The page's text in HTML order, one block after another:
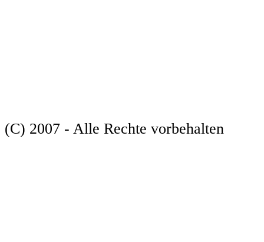
(C) 2007 - Alle Rechte vorbehalten